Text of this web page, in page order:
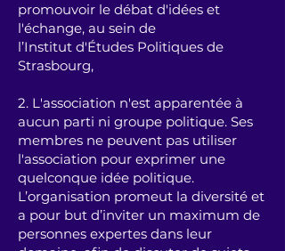
promouvoir le débat d'idées et
l'échange, au sein de
l’Institut d'Études Politiques de
Strasbourg,
2. L'association n'est apparentée à
aucun parti ni groupe politique. Ses
membres ne peuvent pas utiliser
l'association pour exprimer une
quelconque idée politique.
L’organisation promeut la diversité et
a pour but d’inviter un maximum de
personnes expertes dans leur